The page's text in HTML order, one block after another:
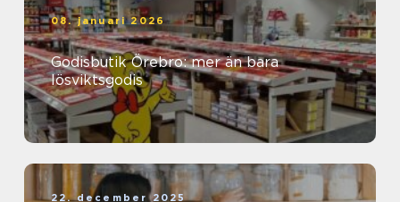
08. januari 2026
Godisbutik Örebro: mer än bara
lösviktsgodis
22. december 2025